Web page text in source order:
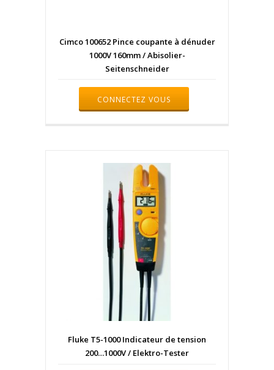
Cimco 100652 Pince coupante à dénuder
1000V 160mm / Abisolier-
Seitenschneider
CONNECTEZ VOUS
Fluke T5-1000 Indicateur de tension
200…1000V / Elektro-Tester